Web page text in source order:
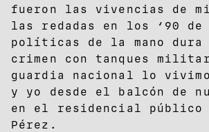
fueron las vivencias de
las redadas en los ‘90 de
políticas de la mano
crimen con tanques
guardia nacional lo
y yo desde el balcón de
en el residencial público
Pérez.